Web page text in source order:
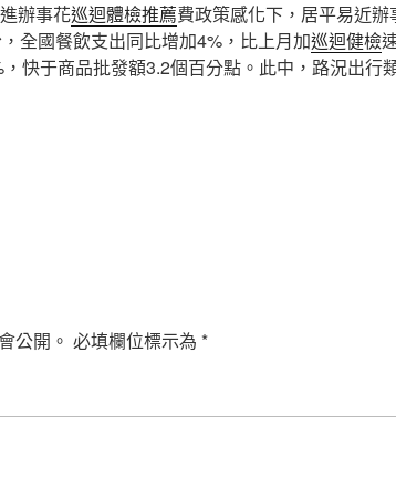
辦事花巡迴體檢推薦費政策感化下，居平易近
全國餐飲支出同比增加4%，比上月加巡迴健檢
快于商品批發額3.2個百分點。此中，路況出行
公開。 必填欄位標示為 *